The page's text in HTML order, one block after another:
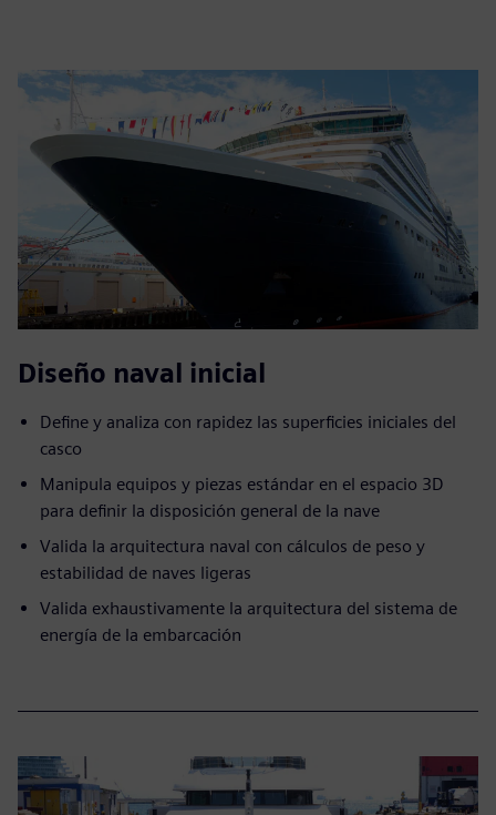
Diseño naval inicial
Define y analiza con rapidez las superficies iniciales del
casco
Manipula equipos y piezas estándar en el espacio 3D
para definir la disposición general de la nave
Valida la arquitectura naval con cálculos de peso y
estabilidad de naves ligeras
Valida exhaustivamente la arquitectura del sistema de
energía de la embarcación